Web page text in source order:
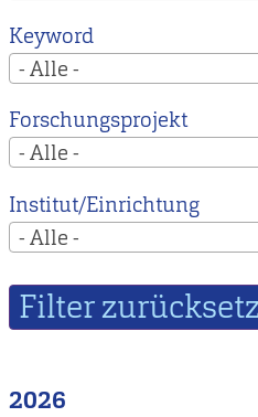
Keyword
- Alle -
Forschungsprojekt
- Alle -
Institut/Einrichtung
- Alle -
2026